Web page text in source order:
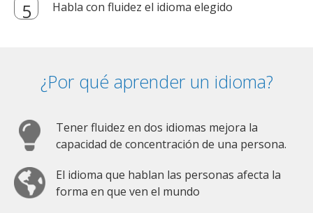
Habla con fluidez el idioma elegido
¿Por qué aprender un idioma?
Tener fluidez en dos idiomas mejora la
capacidad de concentración de una persona.
El idioma que hablan las personas afecta la
forma en que ven el mundo